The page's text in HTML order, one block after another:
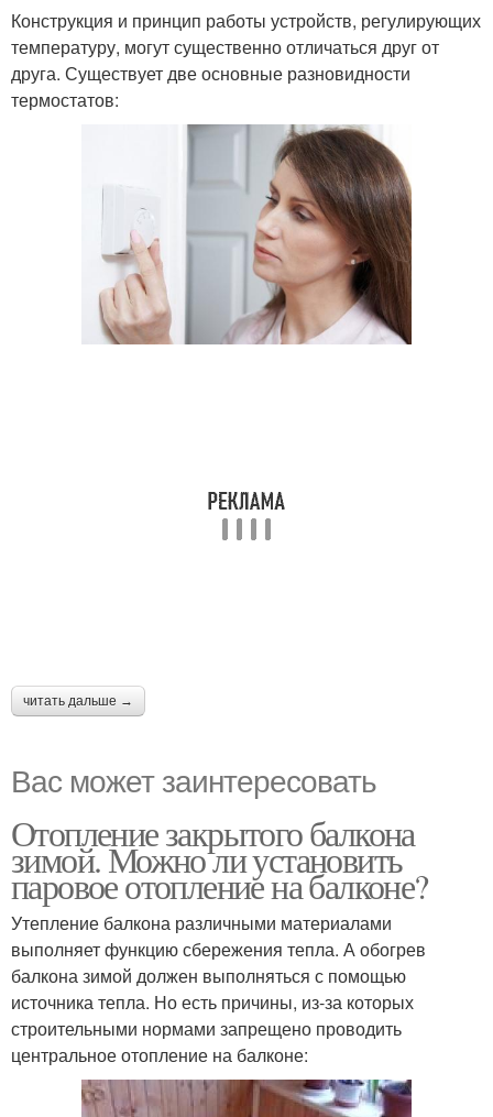
Конструкция и принцип работы устройств, регулирующих
температуру, могут существенно отличаться друг от
друга. Существует две основные разновидности
термостатов:
читать дальше →
Вас может заинтересовать
Отопление закрытого балкона
зимой. Можно ли установить
паровое отопление на балконе?
Утепление балкона различными материалами
выполняет функцию сбережения тепла. А обогрев
балкона зимой должен выполняться с помощью
источника тепла. Но есть причины, из-за которых
строительными нормами запрещено проводить
центральное отопление на балконе: